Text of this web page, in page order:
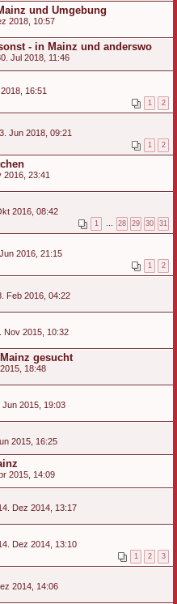
und Umgebung
2018, 10:57
- in Mainz und anderswo
Jul 2018, 11:46
16:51
1 2
Jun 2018, 09:21
1 2
2016, 23:41
2016, 08:42
1 28 29 30 31
2016, 21:15
1 2
Feb 2016, 04:22
Nov 2015, 10:32
gesucht
18:48
Jun 2015, 19:03
2015, 16:25
2015, 14:09
Dez 2014, 13:17
Dez 2014, 13:10
1 2 3
2014, 14:06